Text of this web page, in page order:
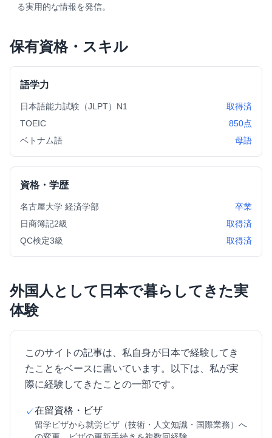
る実用的な情報を発信。
保有資格・スキル
語学力
日本語能力試験（JLPT）N1
取得済
TOEIC
850点
ベトナム語
母語
資格・学歴
名古屋大学 経済学部
卒業
日商簿記2級
取得済
QC検定3級
取得済
外国人として日本で暮らしてきた実
体験
このサイトの記事は、私自身が日本で経験してき
たことをベースに書いています。以下は、私が実
際に経験してきたことの一部です。
✓在留資格・ビザ
留学ビザから就労ビザ（技術・人文知識・国際業務）へ